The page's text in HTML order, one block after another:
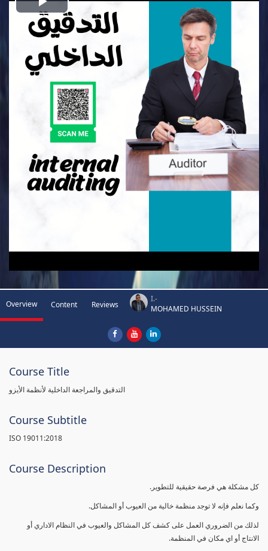
Play
Video
Overview Content Reviews
I.-
MOHAMED HUSSEIN
Course Title
التدقيق والمراجعة الداخلية لأنظمة الأيزو
Course Subtitle
ISO 19011:2018
Course Description
كل مشكلة هي فرصة حقيقية للتطوير.
وكما نعلم فإنه لا توجد منظمة خالية من العيوب أو المشاكل.
لذلك من الضروري العمل على كشف كل المشاكل والعيوب في النظام الاداري أو
الانتاج أو اي مكان في المنظمة.